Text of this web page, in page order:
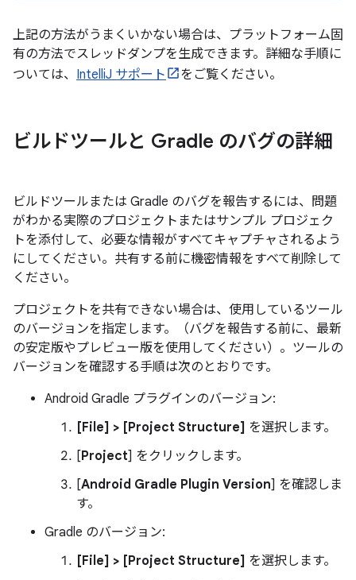
上記の方法がうまくいかない場合は、プラットフォーム固
有の方法でスレッドダンプを生成できます。詳細な手順に
ついては、 IntelliJ サポート をご覧ください。
ビルドツールと Gradle のバグの詳細
ビルドツールまたは Gradle のバグを報告するには、問題
がわかる実際のプロジェクトまたはサンプル プロジェク
トを添付して、必要な情報がすべてキャプチャされるよう
にしてください。共有する前に機密情報をすべて削除して
ください。
プロジェクトを共有できない場合は、使用しているツール
のバージョンを指定します。（バグを報告する前に、最新
の安定版やプレビュー版を使用してください）。ツールの
バージョンを確認する手順は次のとおりです。
Android Gradle プラグインのバージョン:
[File] > [Project Structure] を選択します。
[Project] をクリックします。
[Android Gradle Plugin Version] を確認しま
す。
Gradle のバージョン:
[File] > [Project Structure] を選択します。